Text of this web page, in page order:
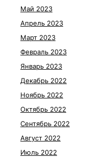
Май 2023
Апрель 2023
Март 2023
Февраль 2023
Январь 2023
Декабрь 2022
Ноябрь 2022
Октябрь 2022
Сентябрь 2022
Август 2022
Июль 2022